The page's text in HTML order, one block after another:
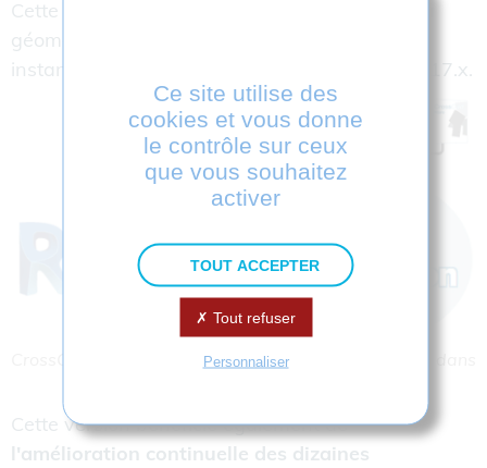
Cette nouvelle interface permet la lecture de la
géométrie, des couleurs et des différentes
instances contenues dans les fichiers Revit 2017.x.
CrossCad/Ware permet d’exploiter les fichiers Revit dans
Cette version bénéficie également de
l'amélioration continuelle des dizaines
Ce site utilise des
cookies et vous donne
le contrôle sur ceux
que vous souhaitez
activer
TOUT ACCEPTER
Tout refuser
Personnaliser